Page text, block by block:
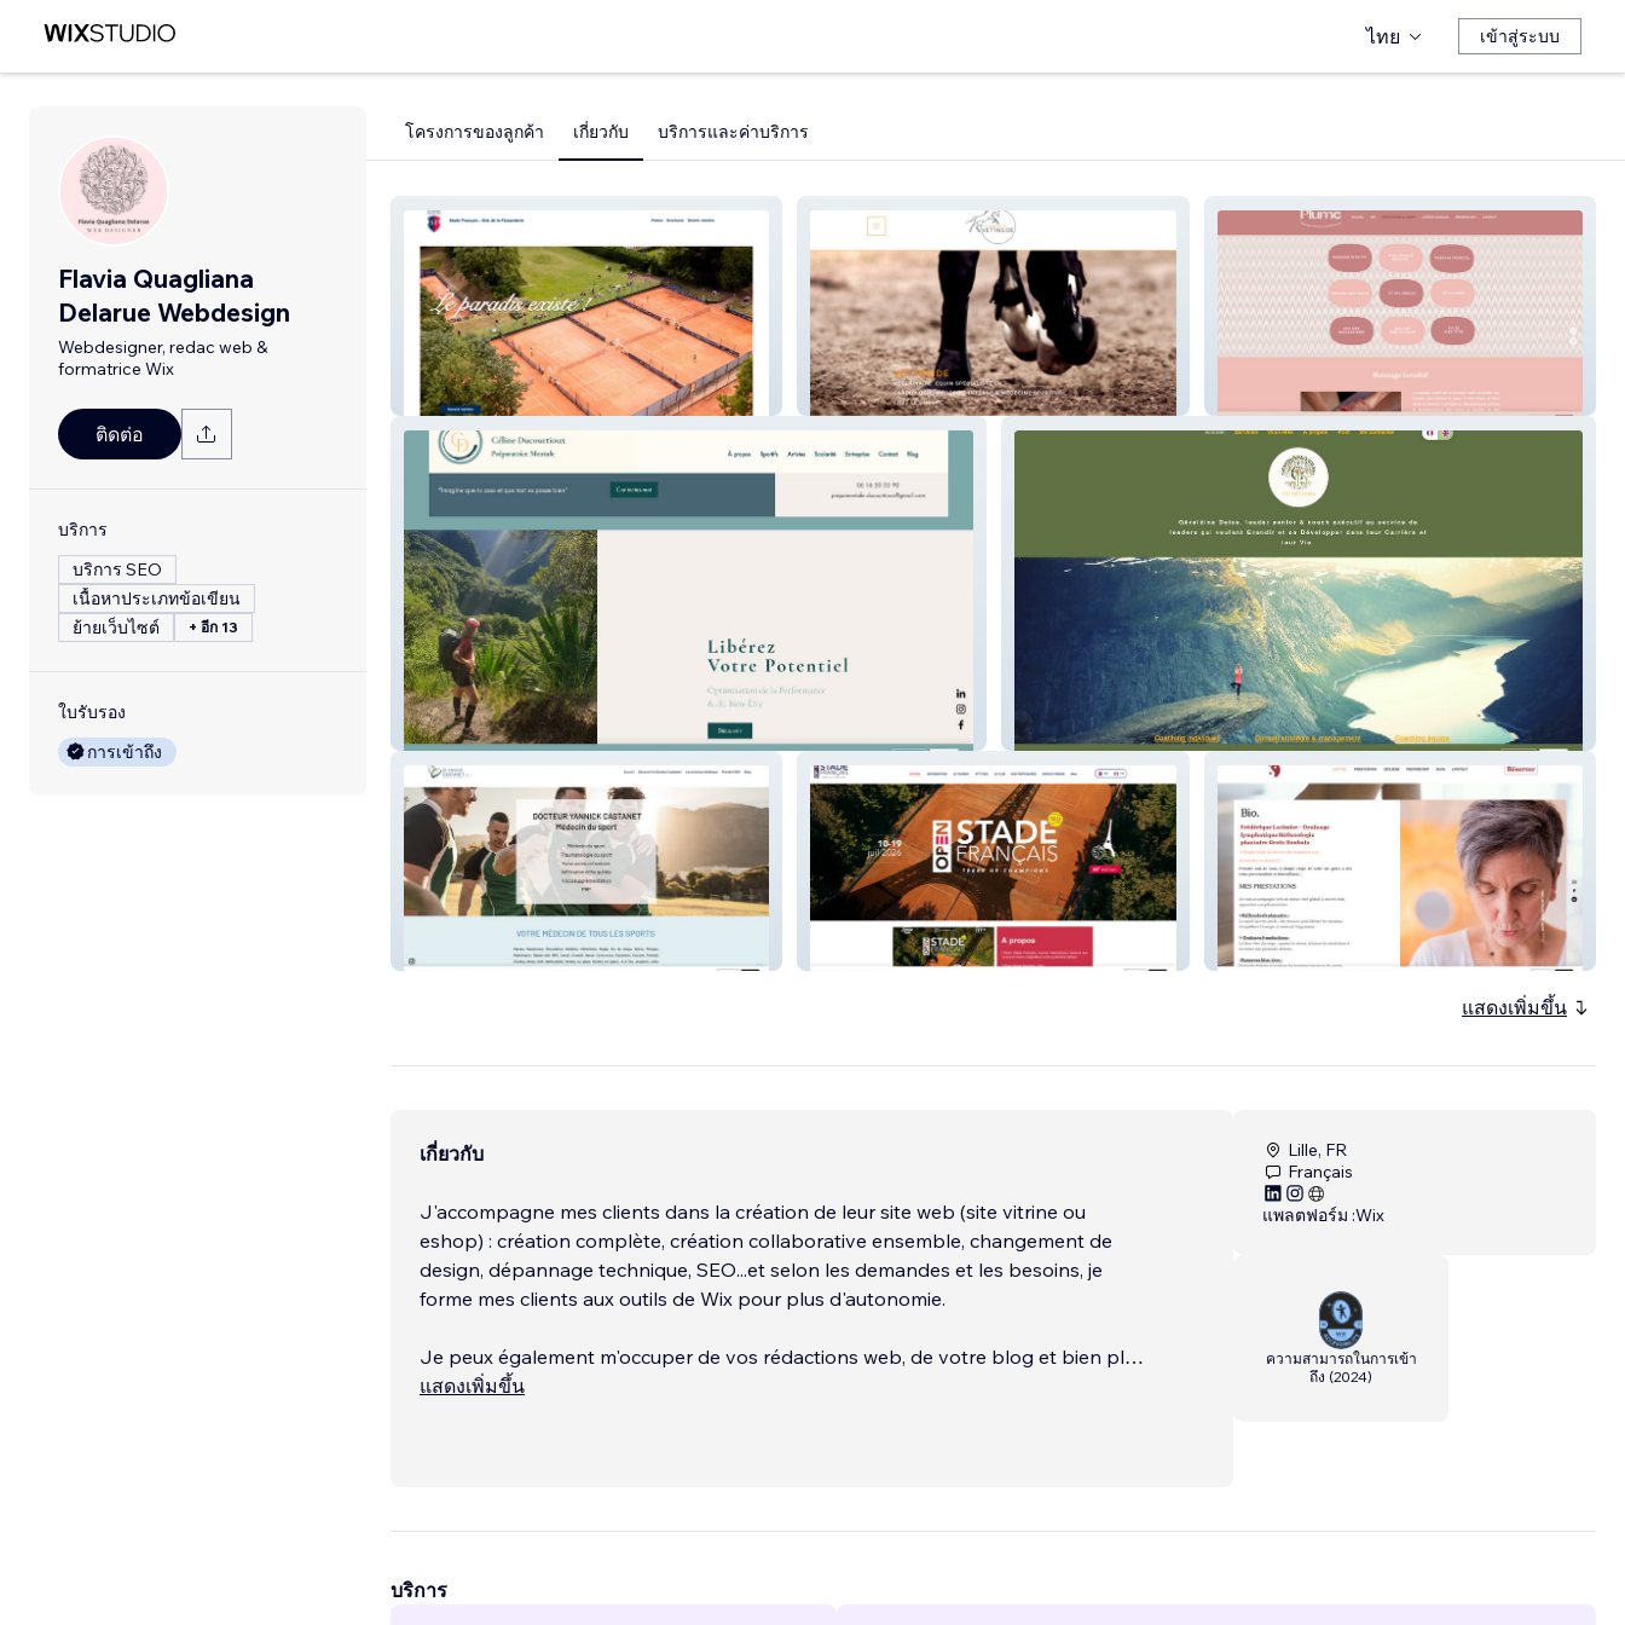
ไทย เข้าสู่ระบบ
Flavia Quagliana
Delarue Webdesign
Webdesigner, redac web &
formatrice Wix
ติดต่อ
บริการ
บริการ SEO
เนื้อหาประเภทข้อเขียน
ย้ายเว็บไซต์
+ อีก 13
ใบรับรอง
การเข้าถึง
โครงการของลูกค้า เกี่ยวกับ บริการและค่าบริการ
La faisanderie www.vetinside.fr Plume Massage
Prépa mentale Gdconsultingcoaching
Docteur Castanet Open Stade Français Frédérique Latimier
แสดงเพิ่มขึ้น
เกี่ยวกับ
J'accompagne mes clients dans la création de leur site web (site vitrine ou
eshop) : création complète, création collaborative ensemble, changement de
design, dépannage technique, SEO...et selon les demandes et les besoins, je
forme mes clients aux outils de Wix pour plus d'autonomie.
Je peux également m'occuper de vos rédactions web, de votre blog et bien plus
encore. Retrouvez mes dernières créations sur le portfo
แสดงเพิ่มขึ้น
Lille, FR
Français
แพลตฟอร์ม :Wix
ความสามารถในการเข้า
ถึง (2024)
บริการ